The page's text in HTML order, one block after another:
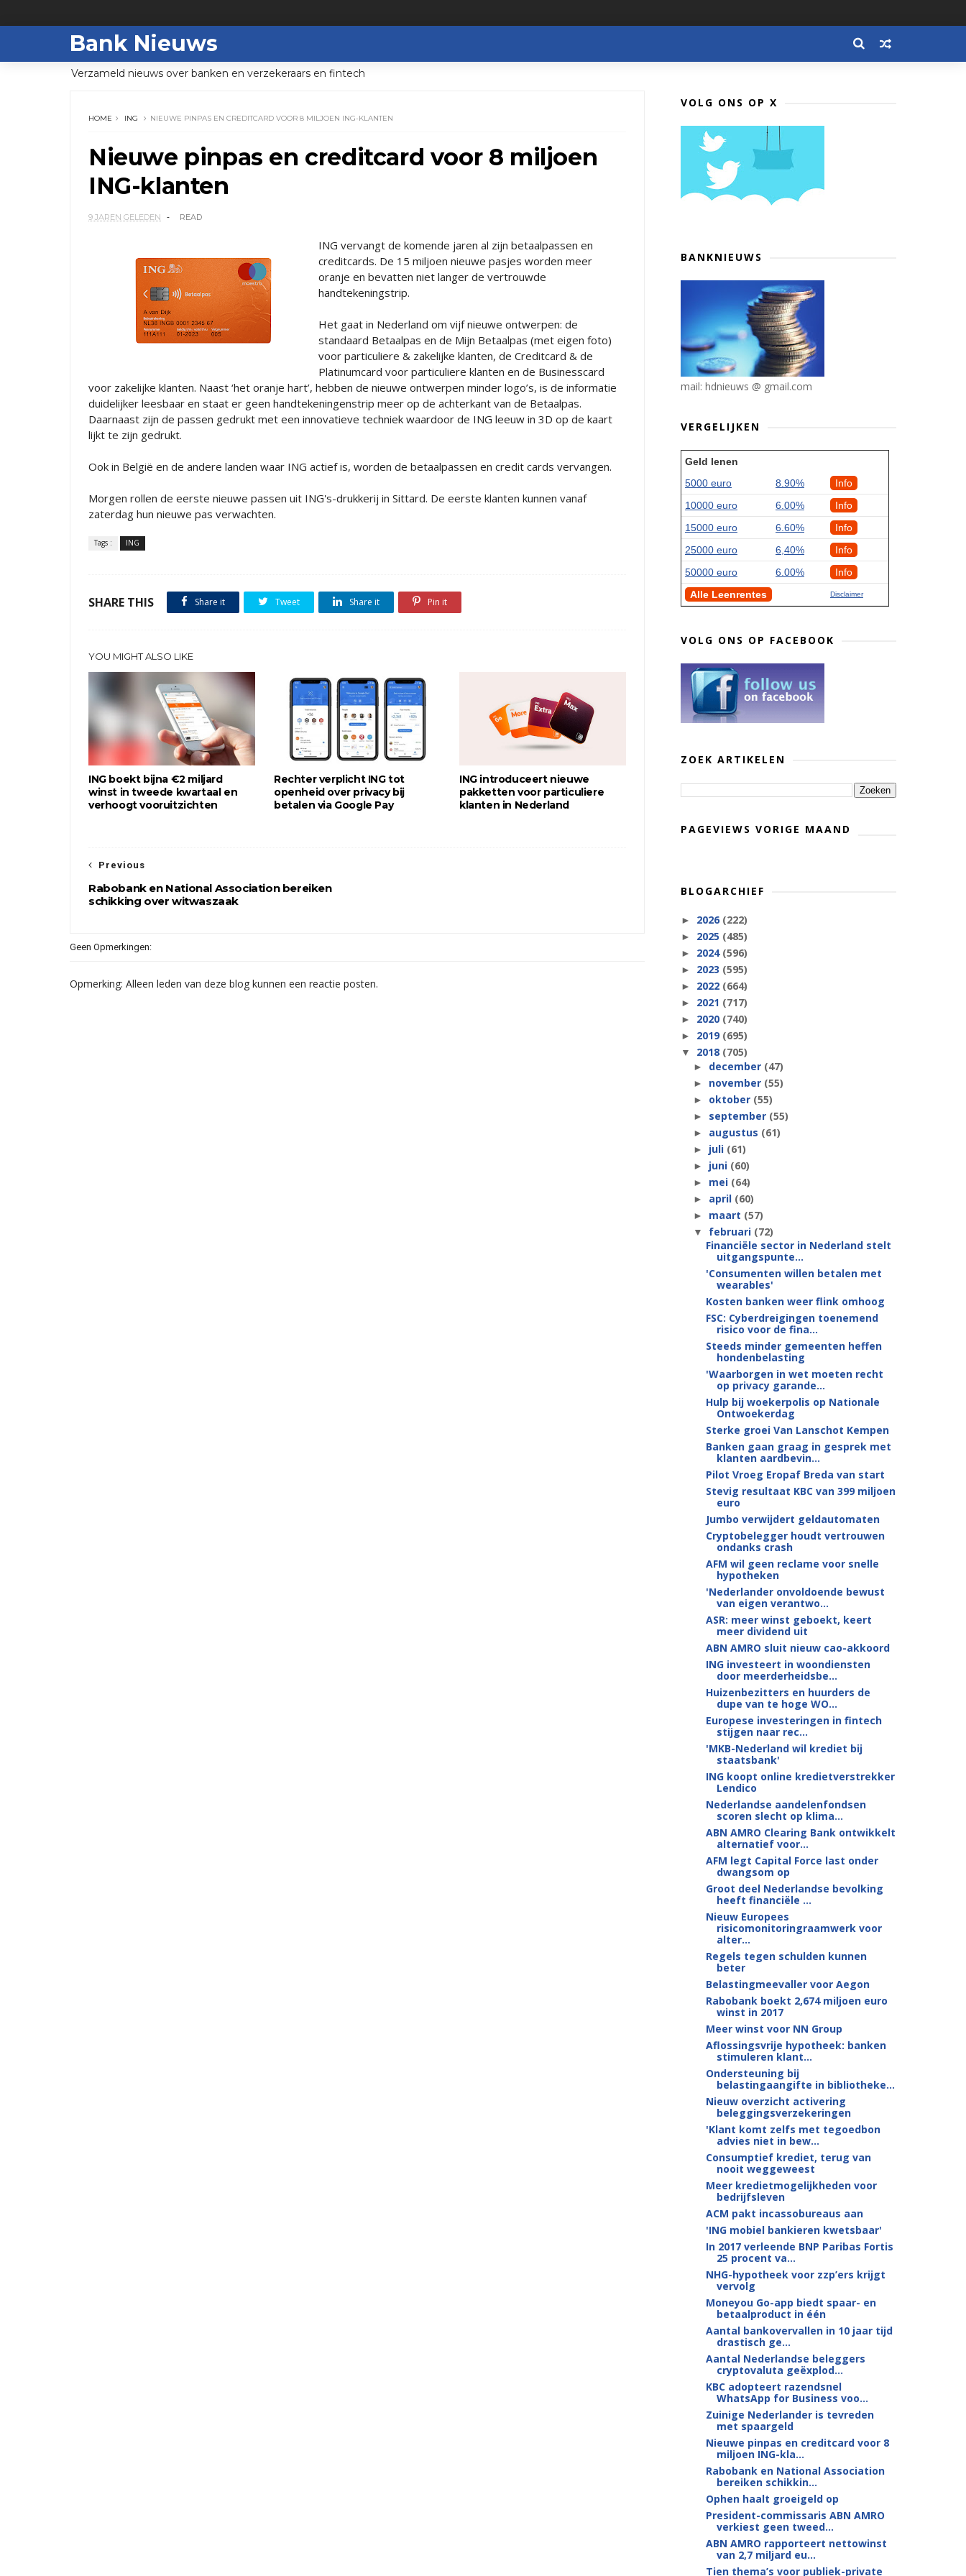
Bank Nieuws
Verzameld nieuws over banken en verzekeraars en fintech
HOME ING NIEUWE PINPAS EN CREDITCARD VOOR 8 MILJOEN ING-KLANTEN
Nieuwe pinpas en creditcard voor 8 miljoen
ING-klanten
9 JAREN GELEDEN READ
ING vervangt de komende jaren al zijn betaalpassen en
creditcards. De 15 miljoen nieuwe pasjes worden meer
oranje en bevatten niet langer de vertrouwde
handtekeningstrip.
Het gaat in Nederland om vijf nieuwe ontwerpen: de
standaard Betaalpas en de Mijn Betaalpas (met eigen foto)
voor particuliere & zakelijke klanten, de Creditcard & de
Platinumcard voor particuliere klanten en de Businesscard
voor zakelijke klanten. Naast ‘het oranje hart’, hebben de nieuwe ontwerpen minder logo’s, is de informatie
duidelijker leesbaar en staat er geen handtekeningenstrip meer op de achterkant van de Betaalpas.
Daarnaast zijn de passen gedrukt met een innovatieve techniek waardoor de ING leeuw in 3D op de kaart
lijkt te zijn gedrukt.
Ook in België en de andere landen waar ING actief is, worden de betaalpassen en credit cards vervangen.
Morgen rollen de eerste nieuwe passen uit ING's-drukkerij in Sittard. De eerste klanten kunnen vanaf
zaterdag hun nieuwe pas verwachten.
Tags : ING
SHARE THIS Share it Tweet Share it Pin it
YOU MIGHT ALSO LIKE
ING boekt bijna €2 miljard
winst in tweede kwartaal en
verhoogt vooruitzichten
Rechter verplicht ING tot
openheid over privacy bij
betalen via Google Pay
ING introduceert nieuwe
pakketten voor particuliere
klanten in Nederland
Previous
Rabobank en National Association bereiken
schikking over witwaszaak
Geen Opmerkingen:
Opmerking: Alleen leden van deze blog kunnen een reactie posten.
VOLG ONS OP X
BANKNIEUWS
mail: hdnieuws @ gmail.com
VERGELIJKEN
Geld lenen
5000 euro
8.90%
Info
10000 euro
6.00%
Info
15000 euro
6.60%
Info
25000 euro
6,40%
Info
50000 euro
6.00%
Info
Alle Leenrentes
Disclaimer
VOLG ONS OP FACEBOOK
ZOEK ARTIKELEN
PAGEVIEWS VORIGE MAAND
BLOGARCHIEF
► 2026 (222)
► 2025 (485)
► 2024 (596)
► 2023 (595)
► 2022 (664)
► 2021 (717)
► 2020 (740)
► 2019 (695)
▼ 2018 (705)
► december (47)
► november (55)
► oktober (55)
► september (55)
► augustus (61)
► juli (61)
► juni (60)
► mei (64)
► april (60)
► maart (57)
▼ februari (72)
Financiële sector in Nederland stelt
uitgangspunte...
'Consumenten willen betalen met
wearables'
Kosten banken weer flink omhoog
FSC: Cyberdreigingen toenemend
risico voor de fina...
Steeds minder gemeenten heffen
hondenbelasting
'Waarborgen in wet moeten recht
op privacy garande...
Hulp bij woekerpolis op Nationale
Ontwoekerdag
Sterke groei Van Lanschot Kempen
Banken gaan graag in gesprek met
klanten aardbevin...
Pilot Vroeg Eropaf Breda van start
Stevig resultaat KBC van 399 miljoen
euro
Jumbo verwijdert geldautomaten
Cryptobelegger houdt vertrouwen
ondanks crash
AFM wil geen reclame voor snelle
hypotheken
'Nederlander onvoldoende bewust
van eigen verantwo...
ASR: meer winst geboekt, keert
meer dividend uit
ABN AMRO sluit nieuw cao-akkoord
ING investeert in woondiensten
door meerderheidsbe...
Huizenbezitters en huurders de
dupe van te hoge WO...
Europese investeringen in fintech
stijgen naar rec...
'MKB-Nederland wil krediet bij
staatsbank'
ING koopt online kredietverstrekker
Lendico
Nederlandse aandelenfondsen
scoren slecht op klima...
ABN AMRO Clearing Bank ontwikkelt
alternatief voor...
AFM legt Capital Force last onder
dwangsom op
Groot deel Nederlandse bevolking
heeft financiële ...
Nieuw Europees
risicomonitoringraamwerk voor
alter...
Regels tegen schulden kunnen
beter
Belastingmeevaller voor Aegon
Rabobank boekt 2,674 miljoen euro
winst in 2017
Meer winst voor NN Group
Aflossingsvrije hypotheek: banken
stimuleren klant...
Ondersteuning bij
belastingaangifte in bibliotheke...
Nieuw overzicht activering
beleggingsverzekeringen
'Klant komt zelfs met tegoedbon
advies niet in bew...
Consumptief krediet, terug van
nooit weggeweest
Meer kredietmogelijkheden voor
bedrijfsleven
ACM pakt incassobureaus aan
'ING mobiel bankieren kwetsbaar'
In 2017 verleende BNP Paribas Fortis
25 procent va...
NHG-hypotheek voor zzp’ers krijgt
vervolg
Moneyou Go-app biedt spaar- en
betaalproduct in één
Aantal bankovervallen in 10 jaar tijd
drastisch ge...
Aantal Nederlandse beleggers
cryptovaluta geëxplod...
KBC adopteert razendsnel
WhatsApp for Business voo...
Zuinige Nederlander is tevreden
met spaargeld
Nieuwe pinpas en creditcard voor 8
miljoen ING-kla...
Rabobank en National Association
bereiken schikkin...
Ophen haalt groeigeld op
President-commissaris ABN AMRO
verkiest geen tweed...
ABN AMRO rapporteert nettowinst
van 2,7 miljard eu...
Tien thema’s voor publiek-private